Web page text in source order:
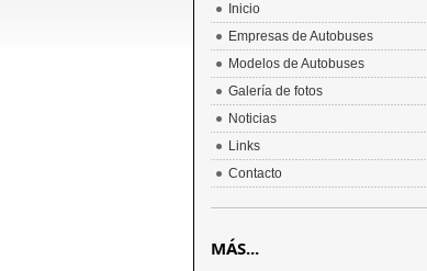
Inicio
Empresas de Autobuses
Modelos de Autobuses
Galería de fotos
Noticias
Links
Contacto
MÁS...